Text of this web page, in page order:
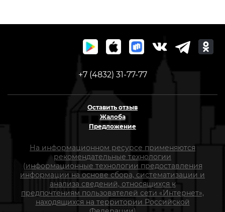
+7 (4832) 31-77-77
Оставить отзыв
Жалоба
Предложение
На информационном ресурсе применяются
рекомендательные технологии
(информационные технологии предоставления
информации на основе сбора, систематизации и
анализа сведений, относящихся к
предпочтениям пользователей сети «Интернет»,
находящихся на территории Российской